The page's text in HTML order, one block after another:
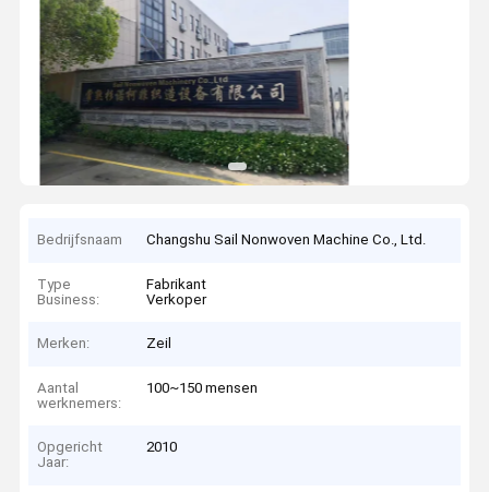
Bedrijfsnaam Changshu Sail Nonwoven Machine Co., Ltd.
Type
Business:
Fabrikant
Verkoper
Merken: Zeil
Aantal
werknemers:
100~150 mensen
Opgericht
Jaar:
2010